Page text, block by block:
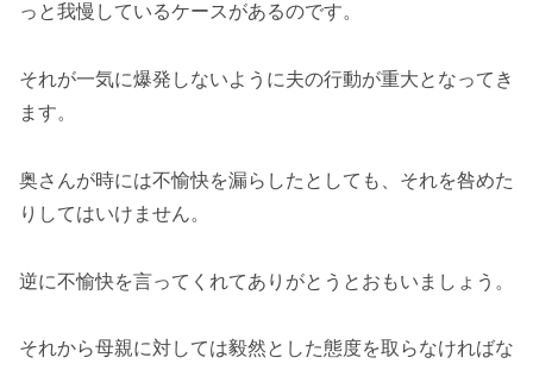
っと我慢しているケースがあるのです。
それが一気に爆発しないように夫の行動が重大となってき
ます。
奥さんが時には不愉快を漏らしたとしても、それを咎めた
りしてはいけません。
逆に不愉快を言ってくれてありがとうとおもいましょう。
それから母親に対しては毅然とした態度を取らなければな